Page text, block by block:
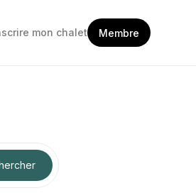
mon chalet Membre